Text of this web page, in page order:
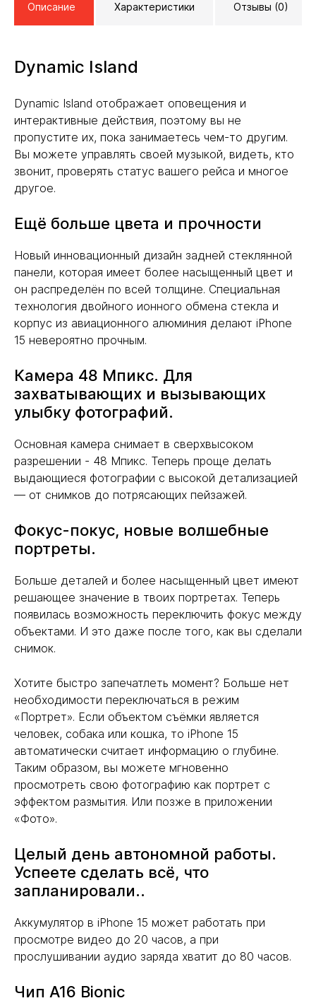
Описание Характеристики Отзывы (0)
Dynamic Island
Dynamic Island отображает оповещения и
интерактивные действия, поэтому вы не
пропустите их, пока занимаетесь чем-то другим.
Вы можете управлять своей музыкой, видеть, кто
звонит, проверять статус вашего рейса и многое
другое.
Ещё больше цвета и прочности
Новый инновационный дизайн задней стеклянной
панели, которая имеет более насыщенный цвет и
он распределён по всей толщине. Специальная
технология двойного ионного обмена стекла и
корпус из авиационного алюминия делают iPhone
15 невероятно прочным.
Камера 48 Мпикс. Для
захватывающих и вызывающих
улыбку фотографий.
Основная камера снимает в сверхвысоком
разрешении - 48 Мпикс. Теперь проще делать
выдающиеся фотографии с высокой детализацией
— от снимков до потрясающих пейзажей.
Фокус-покус, новые волшебные
портреты.
Больше деталей и более насыщенный цвет имеют
решающее значение в твоих портретах. Теперь
появилась возможность переключить фокус между
объектами. И это даже после того, как вы сделали
снимок.
Хотите быстро запечатлеть момент? Больше нет
необходимости переключаться в режим
«Портрет». Если объектом съёмки является
человек, собака или кошка, то iPhone 15
автоматически считает информацию о глубине.
Таким образом, вы можете мгновенно
просмотреть свою фотографию как портрет с
эффектом размытия. Или позже в приложении
«Фото».
Целый день автономной работы.
Успеете сделать всё, что
запланировали..
Аккумулятор в iPhone 15 может работать при
просмотре видео до 20 часов, а при
прослушивании аудио заряда хватит до 80 часов.
Чип A16 Bionic